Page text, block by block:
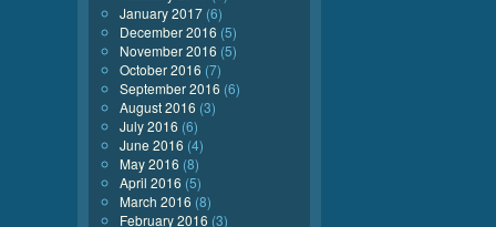
January 2017 (6)
December 2016 (5)
November 2016 (5)
October 2016 (7)
September 2016 (6)
August 2016 (3)
July 2016 (6)
June 2016 (4)
May 2016 (8)
April 2016 (5)
March 2016 (8)
February 2016 (3)